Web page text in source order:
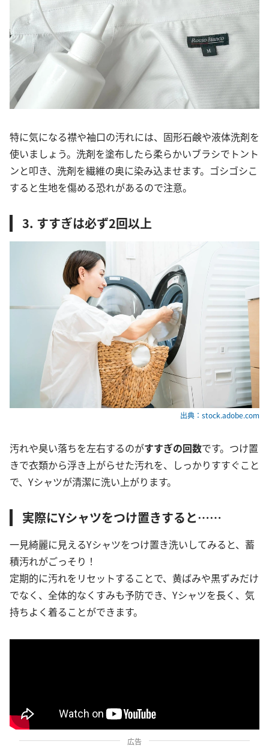
特に気になる襟や袖口の汚れには、固形石鹸や液体洗剤を
使いましょう。洗剤を塗布したら柔らかいブラシでトント
ンと叩き、洗剤を繊維の奥に染み込ませます。ゴシゴシこ
すると生地を傷める恐れがあるので注意。
3. すすぎは必ず2回以上
出典：stock.adobe.com
汚れや臭い落ちを左右するのがすすぎの回数です。つけ置
きで衣類から浮き上がらせた汚れを、しっかりすすぐこと
で、Yシャツが清潔に洗い上がります。
実際にYシャツをつけ置きすると……
一見綺麗に見えるYシャツをつけ置き洗いしてみると、蓄
積汚れがごっそり！
定期的に汚れをリセットすることで、黄ばみや黒ずみだけ
でなく、全体的なくすみも予防でき、Yシャツを長く、気
持ちよく着ることができます。
広告